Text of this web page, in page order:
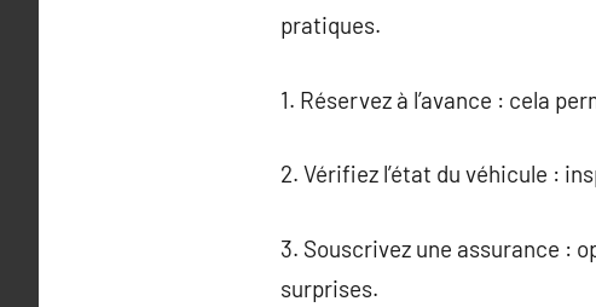
pratiques.
1. Réservez à l’avance : cela
2. Vérifiez l’état du véhicule :
3. Souscrivez une assurance :
surprises.